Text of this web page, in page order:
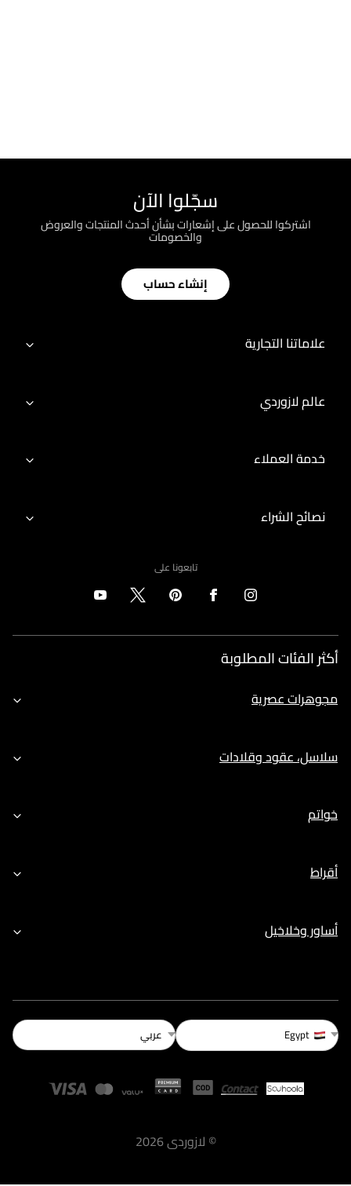
سجّلوا الآن
اشتركوا للحصول على إشعارات بشأن أحدث المنتجات والعروض
والخصومات
إنشاء حساب
علاماتنا التجارية
عالم لازوردي
خدمة العملاء
نصائح الشراء
تابعونا على
أكثر الفئات المطلوبة
مجوهرات عصرية
سلاسل، عقود وقلادات
خواتم
أقراط
أساور وخلاخيل
Egypt عربي
© لازوردى2026